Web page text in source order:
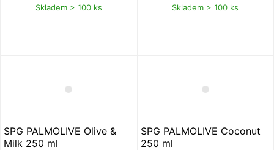
Skladem > 100 ks Skladem > 100 ks
SPG PALMOLIVE Olive &
Milk 250 ml
SPG PALMOLIVE Coconut
250 ml